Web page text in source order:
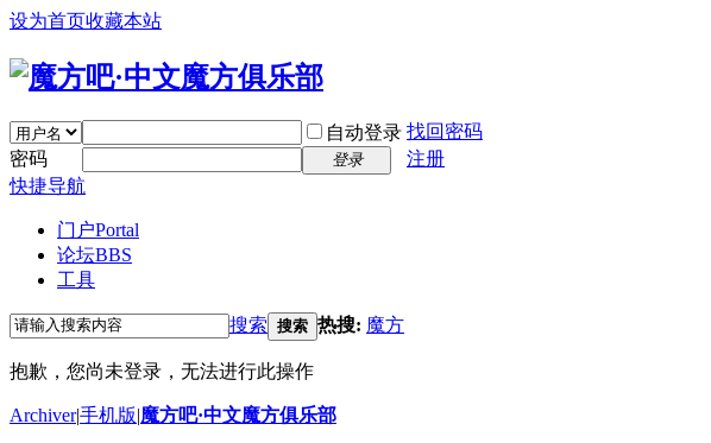
设为首页收藏本站
自动登录 找回密码
密码
登录
注册
快捷导航
门户Portal
论坛BBS
工具
搜索 搜索 热搜: 魔方
抱歉，您尚未登录，无法进行此操作
Archiver|手机版|魔方吧·中文魔方俱乐部